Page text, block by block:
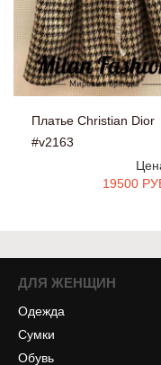
Платье Christian Dior
#v2163
19500
ДЛЯ ЖЕНЩИН
Одежда
Сумки
Обувь